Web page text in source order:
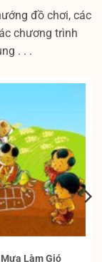
đồ chơi, các
chương trình
. . .
Làm Gió